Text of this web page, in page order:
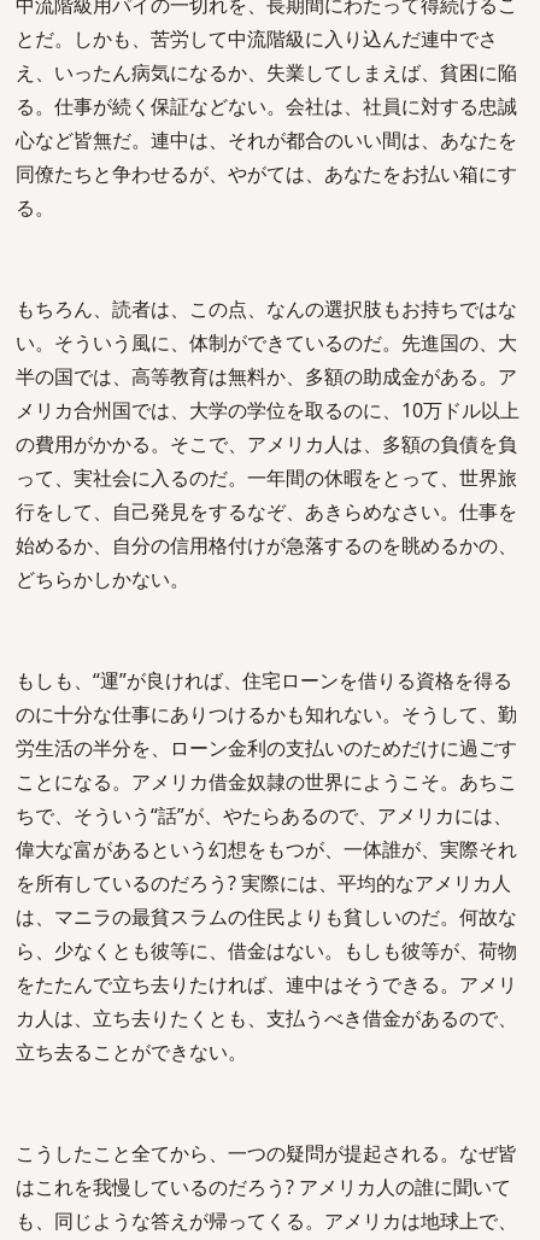
とだ。しかも、苦労して中流階級に入り込んだ連中でさ
え、いったん病気になるか、失業してしまえば、貧困に陥
る。仕事が続く保証などない。会社は、社員に対する忠誠
心など皆無だ。連中は、それが都合のいい間は、あなたを
同僚たちと争わせるが、やがては、あなたをお払い箱にす
る。
もちろん、読者は、この点、なんの選択肢もお持ちではな
い。そういう風に、体制ができているのだ。先進国の、大
半の国では、高等教育は無料か、多額の助成金がある。ア
メリカ合州国では、大学の学位を取るのに、10万ドル以上
の費用がかかる。そこで、アメリカ人は、多額の負債を負
って、実社会に入るのだ。一年間の休暇をとって、世界旅
行をして、自己発見をするなぞ、あきらめなさい。仕事を
始めるか、自分の信用格付けが急落するのを眺めるかの、
どちらかしかない。
もしも、“運”が良ければ、住宅ローンを借りる資格を得る
のに十分な仕事にありつけるかも知れない。そうして、勤
労生活の半分を、ローン金利の支払いのためだけに過ごす
ことになる。アメリカ借金奴隷の世界にようこそ。あちこ
ちで、そういう“話”が、やたらあるので、アメリカには、
偉大な富があるという幻想をもつが、一体誰が、実際それ
を所有しているのだろう? 実際には、平均的なアメリカ人
は、マニラの最貧スラムの住民よりも貧しいのだ。何故な
ら、少なくとも彼等に、借金はない。もしも彼等が、荷物
をたたんで立ち去りたければ、連中はそうできる。アメリ
カ人は、立ち去りたくとも、支払うべき借金があるので、
立ち去ることができない。
こうしたこと全てから、一つの疑問が提起される。なぜ皆
はこれを我慢しているのだろう? アメリカ人の誰に聞いて
も、同じような答えが帰ってくる。アメリカは地球上で、